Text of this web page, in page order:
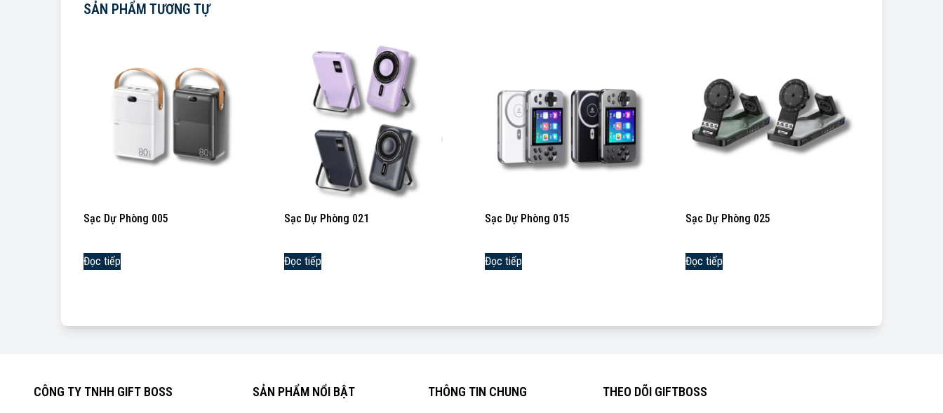
SẢN PHẨM TƯƠNG TỰ
Sạc Dự Phòng 005
Đọc tiếp
Sạc Dự Phòng 021
Đọc tiếp
Sạc Dự Phòng 015
Đọc tiếp
Sạc Dự Phòng 025
Đọc tiếp
CÔNG TY TNHH GIFT BOSS SẢN PHẨM NỔI BẬT THÔNG TIN CHUNG THEO DÕI GIFTBOSS